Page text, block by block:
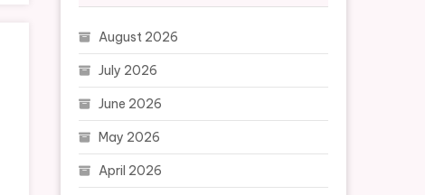
August 2026
July 2026
June 2026
May 2026
April 2026